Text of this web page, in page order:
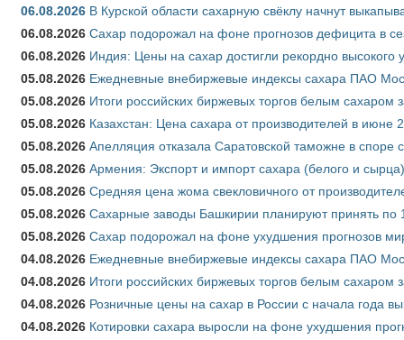
06.08.2026 В Курской области сахарную свёклу начнут
06.08.2026 Сахар подорожал на фоне прогнозов дефицита в
06.08.2026 Индия: Цены на сахар достигли рекордно высокого
05.08.2026 Ежедневные внебиржевые индексы сахара ПАО
05.08.2026 Итоги российских биржевых торгов белым сахаром
05.08.2026 Казахстан: Цена сахара от производителей в июне
05.08.2026 Апелляция отказала Саратовской таможне в
05.08.2026 Армения: Экспорт и импорт сахара (белого и
05.08.2026 Средняя цена жома свекловичного от
05.08.2026 Сахарные заводы Башкирии планируют принять по
05.08.2026 Сахар подорожал на фоне ухудшения прогнозов
04.08.2026 Ежедневные внебиржевые индексы сахара ПАО
04.08.2026 Итоги российских биржевых торгов белым сахаром
04.08.2026 Розничные цены на сахар в России с начала года
04.08.2026 Котировки сахара выросли на фоне ухудшения